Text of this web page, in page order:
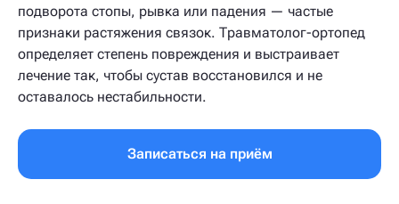
подворота стопы, рывка или падения — частые
признаки растяжения связок. Травматолог-ортопед
определяет степень повреждения и выстраивает
лечение так, чтобы сустав восстановился и не
оставалось нестабильности.
Записаться на приём